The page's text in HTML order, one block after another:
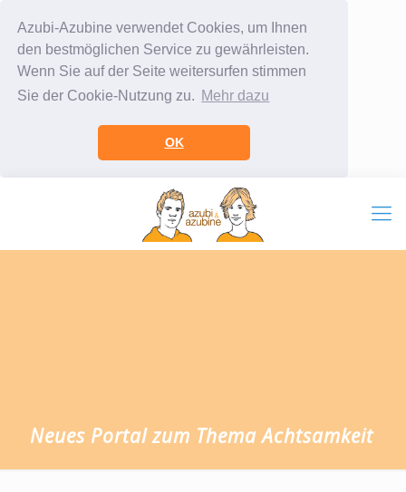
Azubi-Azubine verwendet Cookies, um Ihnen
den bestmöglichen Service zu gewährleisten.
Wenn Sie auf der Seite weitersurfen stimmen
Sie der Cookie-Nutzung zu. Mehr dazu
OK
Neues Portal zum Thema Achtsamkeit